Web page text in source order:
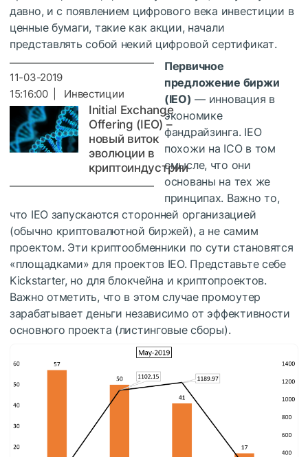
давно, и с появлением цифрового века инвестиции в
ценные бумаги, такие как акции, начали
представлять собой некий цифровой сертификат.
11-03-2019
15:16:00 | Инвестиции
Initial Exchange
Offering (IEO) –
новый виток
эволюции в
криптоиндустрии
Первичное
предложение биржи
(IEO) — инновация в
экономике
фандрайзинга. IEO
похожи на ICO в том
смысле, что они
основаны на тех же
принципах. Важно то,
что IEO запускаются сторонней организацией
(обычно криптовалютной биржей), а не самим
проектом. Эти криптообменники по сути становятся
«площадками» для проектов IEO. Представьте себе
Kickstarter, но для блокчейна и криптопроектов.
Важно отметить, что в этом случае промоутер
зарабатывает деньги независимо от эффективности
основного проекта (листинговые сборы).